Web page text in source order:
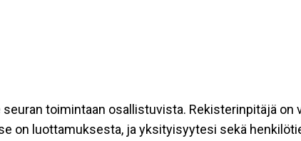
toimintaan osallistuvista. Rekisterinpitäjä on
on luottamuksesta, ja yksityisyytesi sekä